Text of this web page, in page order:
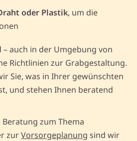
oder Plastik, um die
– auch in der Umgebung von
Richtlinien zur Grabgestaltung.
Sie, was in Ihrer gewünschten
und stehen Ihnen beratend
zum Thema
zurVorsorgeplanung sind wir